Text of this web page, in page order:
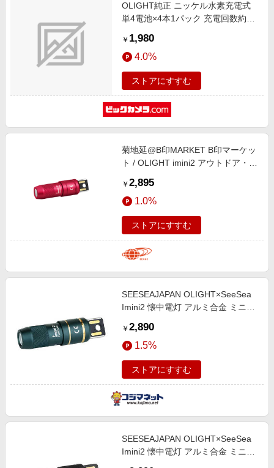
OLIGHT純正 ニッケル水素充電式
単4電池×4本1パック 充電回数約
SeeSea×OLIGHT
￥ 1,980
4.0%
ストアにすすむ
菊地延@B印MARKET B印マーケッ
ト / OLIGHT imini2 アウトドア・ス
ONE SIZE
￥ 2,895
1.0%
ストアにすすむ
SEESEAJAPAN OLIGHT×SeeSea
Imini2 懐中電灯 アルミ合金 ミニキ
imini2-EB
￥ 2,890
1.5%
ストアにすすむ
SEESEAJAPAN OLIGHT×SeeSea
Imini2 懐中電灯 アルミ合金 ミニキ